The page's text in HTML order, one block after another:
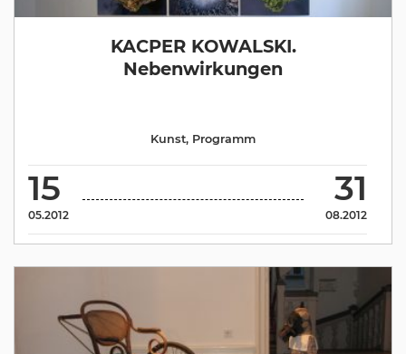
KACPER KOWALSKI.
Nebenwirkungen
15
05.2012
31
08.2012
Kunst, Programm